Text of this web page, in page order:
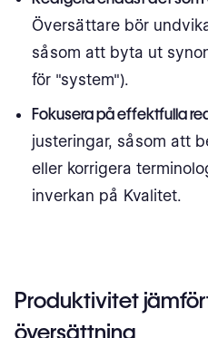
Översättare bör
såsom att byta ut
för "system").
Fokusera på effektfulla
justeringar, såsom att
eller korrigera
inverkan på Kvalitet.
Produktivitet
översättning